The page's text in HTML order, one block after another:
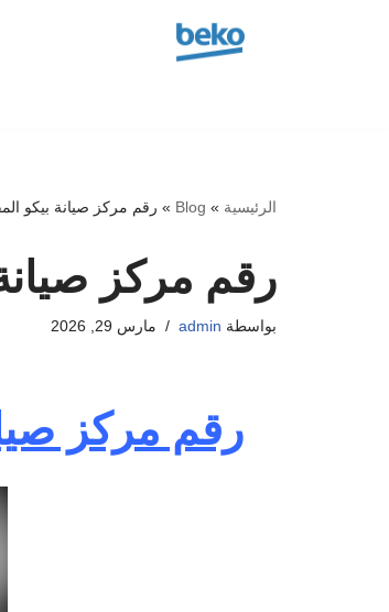
الرئيسية »
Blog
» رقم مركز صيانة بيكو المقطم
رقم مركز صيانة بيكو
بواسطة admin مارس 29, 2026
رقم مركز